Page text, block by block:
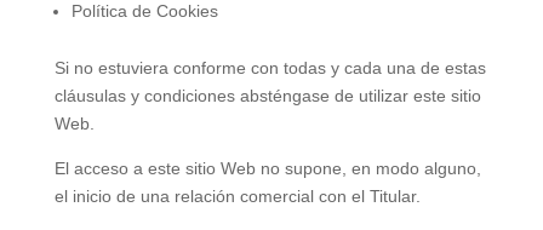
Política de Cookies
Si no estuviera conforme con todas y cada una de estas
cláusulas y condiciones absténgase de utilizar este sitio
Web.
El acceso a este sitio Web no supone, en modo alguno,
el inicio de una relación comercial con el Titular.